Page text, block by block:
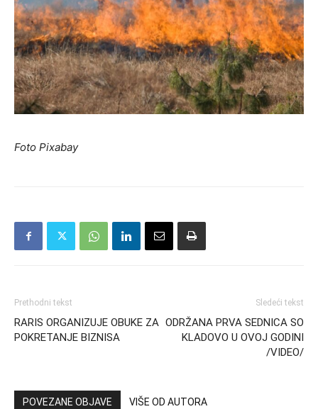
Foto Pixabay
Prethodni tekst
RARIS ORGANIZUJE OBUKE ZA
POKRETANJE BIZNISA
Sledeći tekst
ODRŽANA PRVA SEDNICA SO
KLADOVO U OVOJ GODINI
/VIDEO/
POVEZANE OBJAVE VIŠE OD AUTORA